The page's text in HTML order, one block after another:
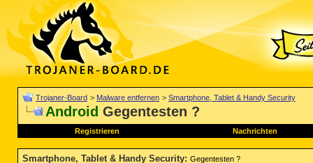
Trojaner-Board > Malware entfernen > Smartphone, Tablet & Handy Security
Android Gegentesten ?
Registrieren Nachrichten
Smartphone, Tablet & Handy Security: Gegentesten ?